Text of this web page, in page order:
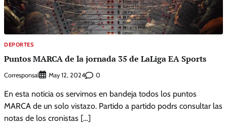
DEPORTES
Puntos MARCA de la jornada 35 de LaLiga EA Sports
Corresponsal May 12, 2024 0
En esta noticia os servimos en bandeja todos los puntos
MARCA de un solo vistazo. Partido a partido podrs consultar las
notas de los cronistas […]